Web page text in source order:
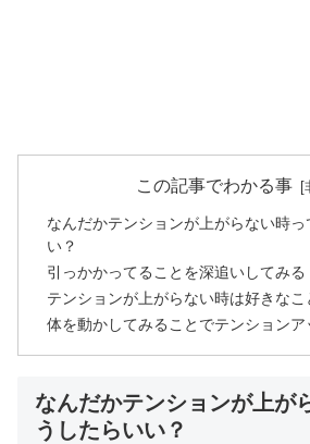
この記事でわかる事
なんだかテンションが上がらない時
い？
引っかかってることを深追いしてみる
テンションが上がらない時は好きなこ
体を動かしてみることでテンションア
なんだかテンションが上が
うしたらいい？